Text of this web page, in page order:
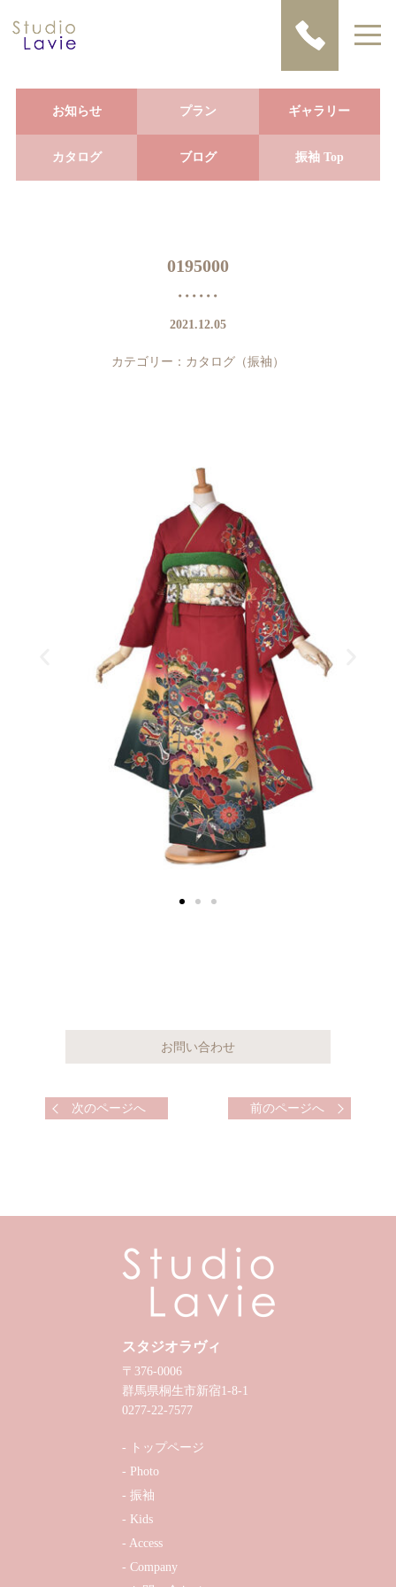
お知らせ プラン ギャラリー
カタログ ブログ 振袖 Top
0195000
2021.12.05
カテゴリー： カタログ（振袖）
次のページへ 前のページへ
スタジオラヴィ
〒376-0006
群馬県桐生市新宿1-8-1
0277-22-7577
トップページ
Photo
振袖
Kids
Access
Company